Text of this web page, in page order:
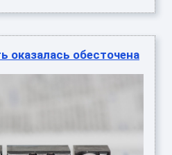
оказалась обесточена